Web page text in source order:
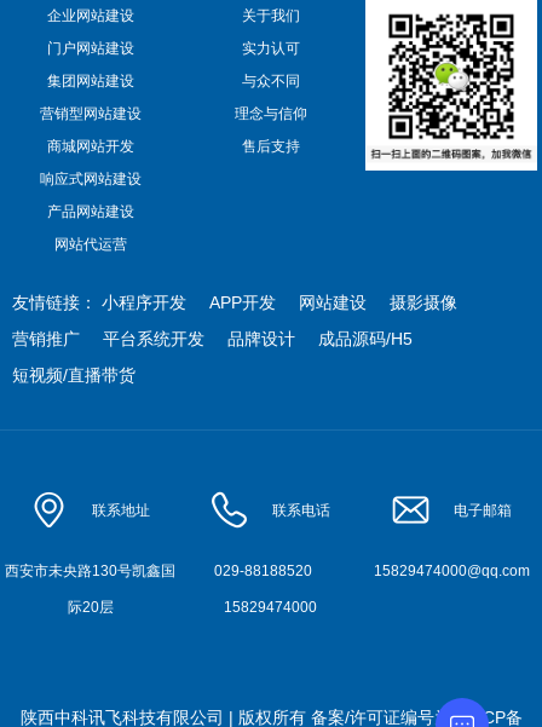
企业网站建设
门户网站建设
集团网站建设
营销型网站建设
商城网站开发
响应式网站建设
产品网站建设
网站代运营
关于我们
实力认可
与众不同
理念与信仰
售后支持
友情链接： 小程序开发 APP开发 网站建设
摄影摄像
营销推广
平台系统开发 品牌设计
成品源码/H5
短视频/直播带货
联系地址
西安市未央路130号凯鑫国
际20层
联系电话
029-88188520
15829474000
电子邮箱
15829474000@qq.com
陕西中科讯飞科技有限公司 | 版权所有 备案/许可证编号为:陕ICP备